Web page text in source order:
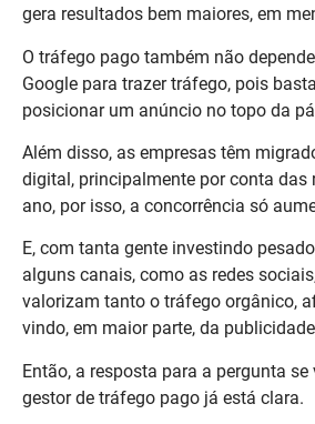
gera resultados bem maiores, em
O tráfego pago também não
Google para trazer tráfego, pois
posicionar um anúncio no topo da
Além disso, as empresas têm
digital, principalmente por conta das
ano, por isso, a concorrência só
E, com tanta gente investindo
alguns canais, como as redes
valorizam tanto o tráfego orgânico,
vindo, em maior parte, da
Então, a resposta para a pergunta se
gestor de tráfego pago já está clara.